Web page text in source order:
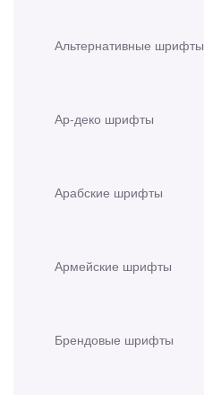
Альтернативные шрифты
Ар-деко шрифты
Арабские шрифты
Армейские шрифты
Брендовые шрифты